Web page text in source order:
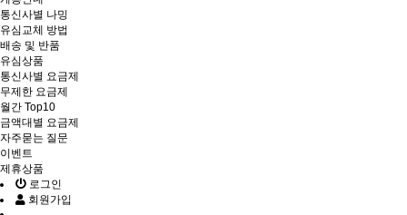
통신사별 나밍
유심교체 방법
배송 및 반품
유심상품
통신사별 요금제
무제한 요금제
월간 Top10
금액대별 요금제
자주묻는 질문
이벤트
제휴상품
로그인
회원가입